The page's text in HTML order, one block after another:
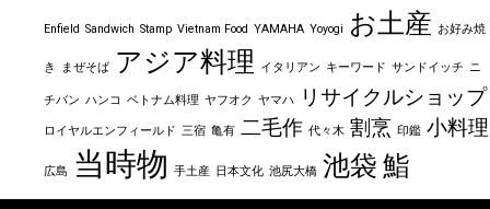
で
示
で
示
Enfield Sandwich Stamp Vietnam Food YAMAHA Yoyogi お土産 お好み焼
き まぜそば アジア料理 イタリアン キーワード サンドイッチ ニ
チバン ハンコ ベトナム料理 ヤフオク ヤマハ リサイクルショップ
ロイヤルエンフィールド 三宿 亀有 二毛作 代々木 割烹 印鑑 小料理
広島 当時物 手土産 日本文化 池尻大橋 池袋 鮨